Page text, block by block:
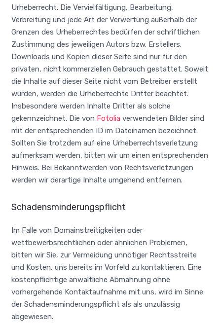
Urheberrecht. Die Vervielfältigung, Bearbeitung,
Verbreitung und jede Art der Verwertung außerhalb der
Grenzen des Urheberrechtes bedürfen der schriftlichen
Zustimmung des jeweiligen Autors bzw. Erstellers.
Downloads und Kopien dieser Seite sind nur für den
privaten, nicht kommerziellen Gebrauch gestattet. Soweit
die Inhalte auf dieser Seite nicht vom Betreiber erstellt
wurden, werden die Urheberrechte Dritter beachtet.
Insbesondere werden Inhalte Dritter als solche
gekennzeichnet. Die von Fotoliaverwendeten Bilder sind
mit der entsprechenden ID im Dateinamen bezeichnet.
Sollten Sie trotzdem auf eine Urheberrechtsverletzung
aufmerksam werden, bitten wir um einen entsprechenden
Hinweis. Bei Bekanntwerden von Rechtsverletzungen
werden wir derartige Inhalte umgehend entfernen.
Schadensminderungspflicht
Im Falle von Domainstreitigkeiten oder
wettbewerbsrechtlichen oder ähnlichen Problemen,
bitten wir Sie, zur Vermeidung unnötiger Rechtsstreite
und Kosten, uns bereits im Vorfeld zu kontaktieren. Eine
kostenpflichtige anwaltliche Abmahnung ohne
vorhergehende Kontaktaufnahme mit uns, wird im Sinne
der Schadensminderungspflicht als als unzulässig
abgewiesen.